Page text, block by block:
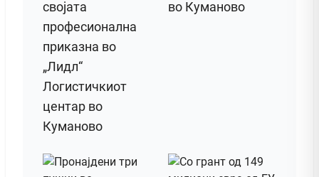
својата
професионална
приказна во
„Лидл“
Логистичкиот
центар во
Куманово
во Куманово